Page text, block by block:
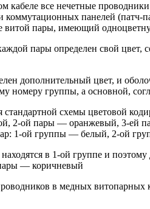
все нечетные
коммутационных панелей
витой пары, имеющий
пары определен свой цвет,
дополнительный цвет, и
номеру группы, а основной,
стандартной схемы цветовой
2-ой пары — оранжевый, 3-
1-ой группы — белый, 2-
находятся в 1-ой группе и
— коричневый
в медных витопарных